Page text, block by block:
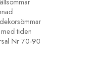
tiden
Nr 70-90